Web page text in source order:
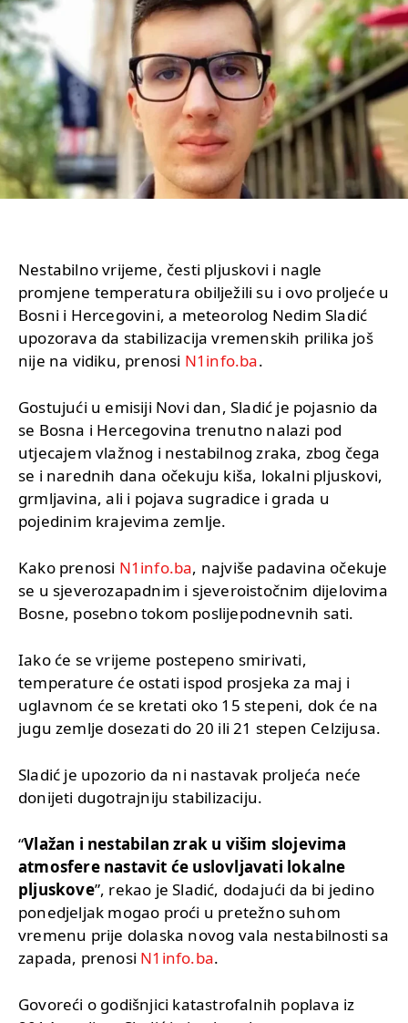
Nestabilno vrijeme, česti pljuskovi i nagle
promjene temperatura obilježili su i ovo proljeće u
Bosni i Hercegovini, a meteorolog Nedim Sladić
upozorava da stabilizacija vremenskih prilika još
nije na vidiku, prenosi N1info.ba.
Gostujući u emisiji Novi dan, Sladić je pojasnio da
se Bosna i Hercegovina trenutno nalazi pod
utjecajem vlažnog i nestabilnog zraka, zbog čega
se i narednih dana očekuju kiša, lokalni pljuskovi,
grmljavina, ali i pojava sugradice i grada u
pojedinim krajevima zemlje.
Kako prenosi N1info.ba, najviše padavina očekuje
se u sjeverozapadnim i sjeveroistočnim dijelovima
Bosne, posebno tokom poslijepodnevnih sati.
Iako će se vrijeme postepeno smirivati,
temperature će ostati ispod prosjeka za maj i
uglavnom će se kretati oko 15 stepeni, dok će na
jugu zemlje dosezati do 20 ili 21 stepen Celzijusa.
Sladić je upozorio da ni nastavak proljeća neće
donijeti dugotrajniju stabilizaciju.
“Vlažan i nestabilan zrak u višim slojevima
atmosfere nastavit će uslovljavati lokalne
pljuskove”, rekao je Sladić, dodajući da bi jedino
ponedjeljak mogao proći u pretežno suhom
vremenu prije dolaska novog vala nestabilnosti sa
zapada, prenosi N1info.ba.
Govoreći o godišnjici katastrofalnih poplava iz